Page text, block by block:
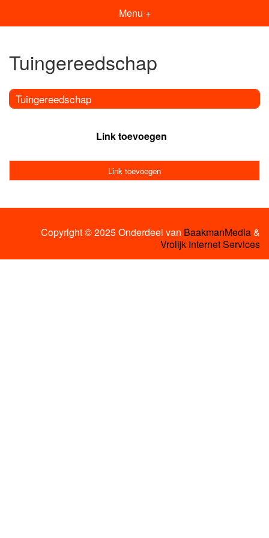
Menu +
Tuingereedschap
Tuingereedschap
Link toevoegen
Link toevoegen
Copyright © 2025 Onderdeel van BaakmanMedia&
Vrolijk Internet Services